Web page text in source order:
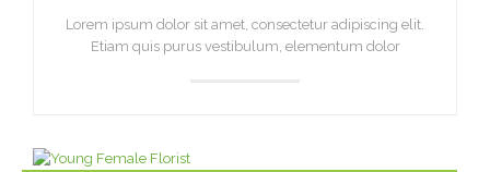
Lorem ipsum dolor sit amet, consectetur adipiscing elit.
Etiam quis purus vestibulum, elementum dolor